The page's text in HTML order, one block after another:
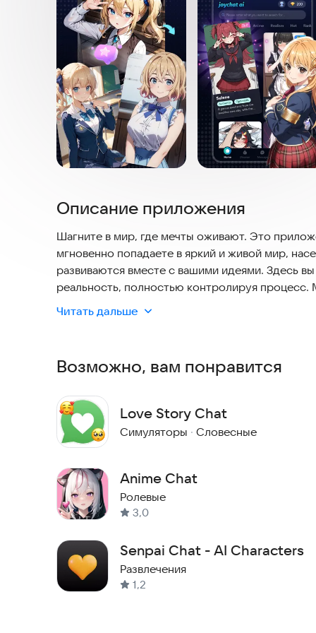
Описание приложения
Шагните в мир, где мечты оживают. Это
мгновенно попадаете в яркий и живой мир,
развиваются вместе с вашими идеями. Здесь
реальность, полностью контролируя
управления делают создание легким и
Здесь вы можете встретить своего
приключения с эпическими историями.
Читать дальше
Возможно, вам понравится
Love Story Chat
Симуляторы · Словесные
Anime Chat
Ролевые
3,0
Senpai Chat - AI Characters
Развлечения
1,2